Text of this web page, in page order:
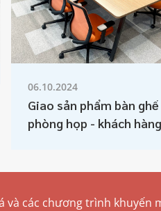
06.10.2024
Giao sản phẩm bàn ghế
phòng họp - khách hàng
và các chương trình khuyến